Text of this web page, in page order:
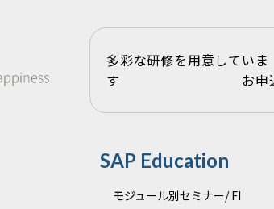
多彩な研修を用意していま
す お申込み
SAP Education
モジュール別セミナー/ FI